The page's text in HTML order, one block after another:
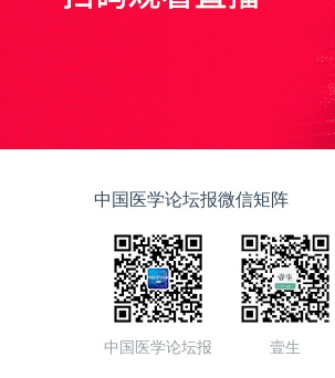
中国医学论坛报微信矩阵
中国医学论坛报 壹生